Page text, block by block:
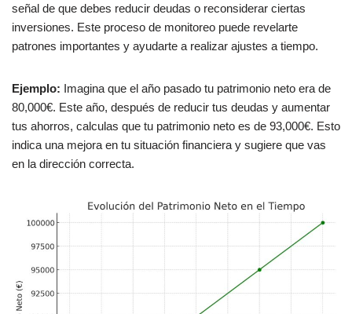
señal de que debes reducir deudas o reconsiderar ciertas
inversiones. Este proceso de monitoreo puede revelarte
patrones importantes y ayudarte a realizar ajustes a tiempo.
Ejemplo: Imagina que el año pasado tu patrimonio neto era de
80,000€. Este año, después de reducir tus deudas y aumentar
tus ahorros, calculas que tu patrimonio neto es de 93,000€. Esto
indica una mejora en tu situación financiera y sugiere que vas
en la dirección correcta.